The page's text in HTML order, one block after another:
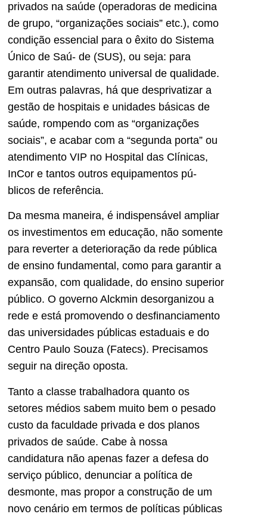
privados na saúde (operadoras de medicina
de grupo, “organizações sociais” etc.), como
condição essencial para o êxito do Sistema
Único de Saú- de (SUS), ou seja: para
garantir atendimento universal de qualidade.
Em outras palavras, há que desprivatizar a
gestão de hospitais e unidades básicas de
saúde, rompendo com as “organizações
sociais”, e acabar com a “segunda porta” ou
atendimento VIP no Hospital das Clínicas,
InCor e tantos outros equipamentos pú-
blicos de referência.
Da mesma maneira, é indispensável ampliar
os investimentos em educação, não somente
para reverter a deterioração da rede pública
de ensino fundamental, como para garantir a
expansão, com qualidade, do ensino superior
público. O governo Alckmin desorganizou a
rede e está promovendo o desfinanciamento
das universidades públicas estaduais e do
Centro Paulo Souza (Fatecs). Precisamos
seguir na direção oposta.
Tanto a classe trabalhadora quanto os
setores médios sabem muito bem o pesado
custo da faculdade privada e dos planos
privados de saúde. Cabe à nossa
candidatura não apenas fazer a defesa do
serviço público, denunciar a política de
desmonte, mas propor a construção de um
novo cenário em termos de políticas públicas